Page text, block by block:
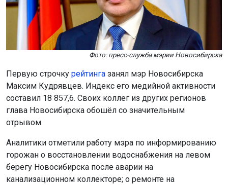
Фото: пресс-служба мэрии Новосибирска
Первую строчку рейтинга занял мэр Новосибирска
Максим Кудрявцев. Индекс его медийной активности
составил 18 857,6. Своих коллег из других регионов
глава Новосибирска обошёл со значительным
отрывом.
Аналитики отметили работу мэра по информированию
горожан о восстановлении водоснабжения на левом
берегу Новосибирска после аварии на
канализационном коллекторе; о ремонте на